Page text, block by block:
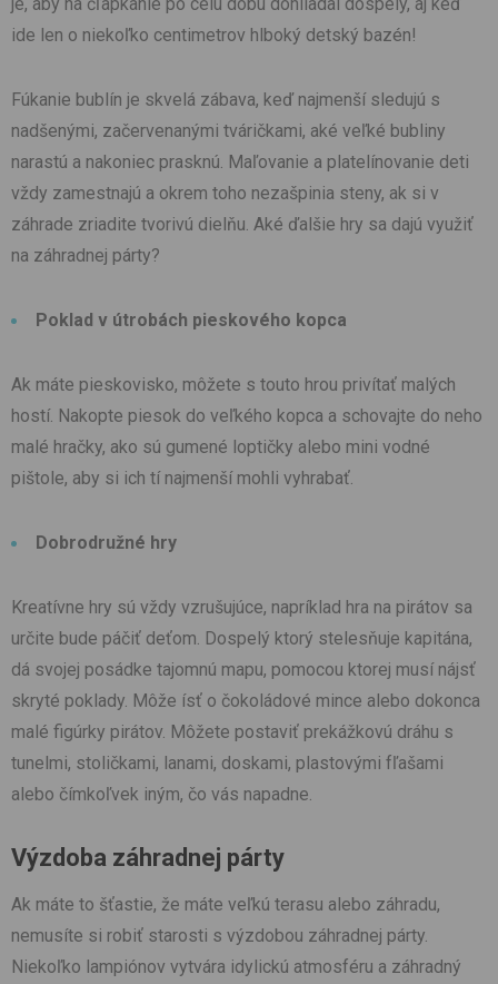
ide len o niekoľko centimetrov hlboký detský bazén!
Fúkanie bublín je skvelá zábava, keď najmenší sledujú s
nadšenými, začervenanými tváričkami, aké veľké bubliny
narastú a nakoniec prasknú. Maľovanie a platelínovanie deti
vždy zamestnajú a okrem toho nezašpinia steny, ak si v
záhrade zriadite tvorivú dielňu. Aké ďalšie hry sa dajú využiť
na záhradnej párty?
Poklad v útrobách pieskového kopca
Ak máte pieskovisko, môžete s touto hrou privítať malých
hostí. Nakopte piesok do veľkého kopca a schovajte do neho
malé hračky, ako sú gumené loptičky alebo mini vodné
pištole, aby si ich tí najmenší mohli vyhrabať.
Dobrodružné hry
Kreatívne hry sú vždy vzrušujúce, napríklad hra na pirátov sa
určite bude páčiť deťom. Dospelý ktorý stelesňuje kapitána,
dá svojej posádke tajomnú mapu, pomocou ktorej musí nájsť
skryté poklady. Môže ísť o čokoládové mince alebo dokonca
malé figúrky pirátov. Môžete postaviť prekážkovú dráhu s
tunelmi, stoličkami, lanami, doskami, plastovými fľašami
alebo čímkoľvek iným, čo vás napadne.
Výzdoba záhradnej párty
Ak máte to šťastie, že máte veľkú terasu alebo záhradu,
nemusíte si robiť starosti s výzdobou záhradnej párty.
Niekoľko lampiónov vytvára idylickú atmosféru a záhradný